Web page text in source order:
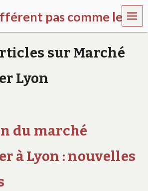
pas comme lesMEN
U
sur Marché
Lyon
du marché
à Lyon : nouvelles